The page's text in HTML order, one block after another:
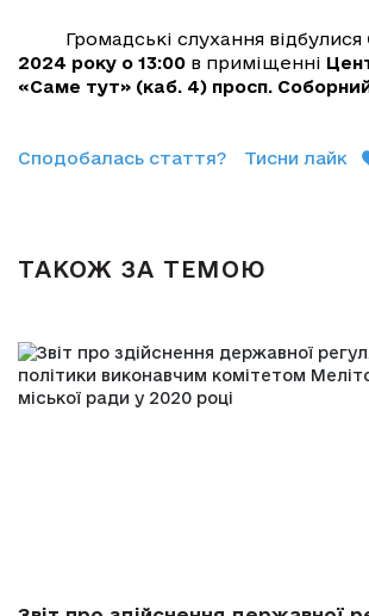
Громадські слухання відбулися
2024 року о 13:00 в приміщенні
«Саме тут» (каб. 4) просп.
Сподобалась стаття? Тисни лайк
ТАКОЖ ЗА ТЕМОЮ